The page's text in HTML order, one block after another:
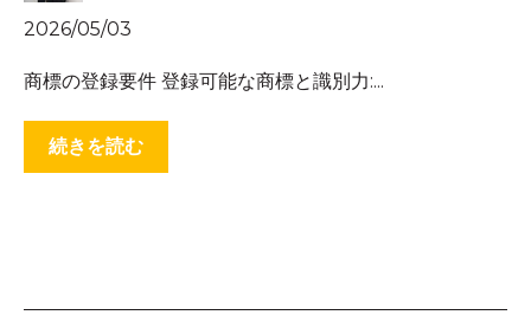
2026/05/03
商標の登録要件 登録可能な商標と識別力:...
続きを読む